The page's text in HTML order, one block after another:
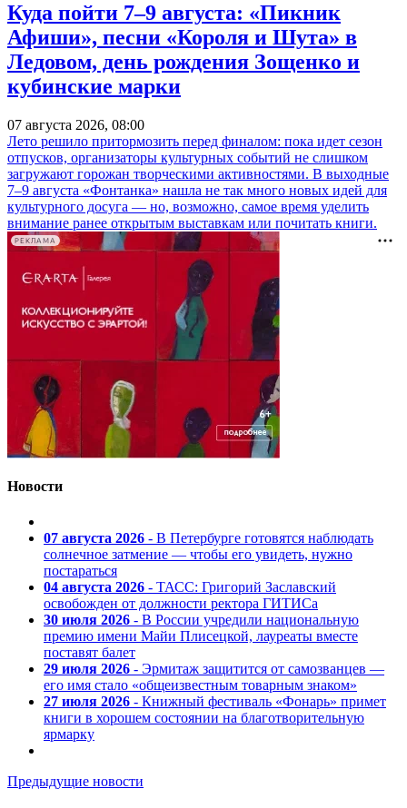
Куда пойти 7–9 августа: «Пикник
Афиши», песни «Короля и Шута» в
Ледовом, день рождения Зощенко и
кубинские марки
07 августа 2026, 08:00
Лето решило притормозить перед финалом: пока идет сезон
отпусков, организаторы культурных событий не слишком
загружают горожан творческими активностями. В выходные
7–9 августа «Фонтанка» нашла не так много новых идей для
культурного досуга — но, возможно, самое время уделить
внимание ранее открытым выставкам или почитать книги.
РЕКЛАМА
Новости
07 августа 2026 - В Петербурге готовятся наблюдать
солнечное затмение — чтобы его увидеть, нужно
постараться
04 августа 2026 - ТАСС: Григорий Заславский
освобожден от должности ректора ГИТИСа
30 июля 2026 - В России учредили национальную
премию имени Майи Плисецкой, лауреаты вместе
поставят балет
29 июля 2026 - Эрмитаж защитится от самозванцев —
его имя стало «общеизвестным товарным знаком»
27 июля 2026 - Книжный фестиваль «Фонарь» примет
книги в хорошем состоянии на благотворительную
ярмарку
Предыдущие новости